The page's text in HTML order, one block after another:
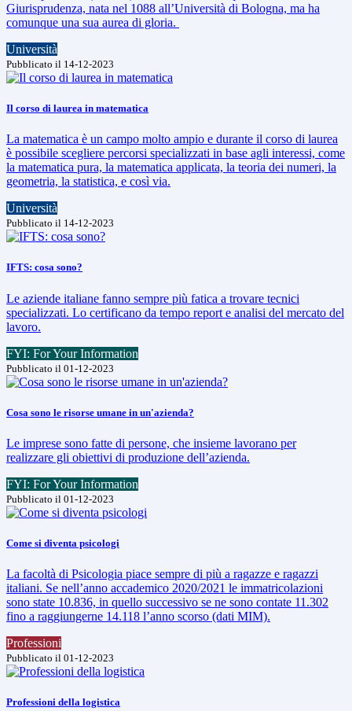
Giurisprudenza, nata nel 1088 all’Università di Bologna, ma ha
comunque una sua aurea di gloria.
Università
Pubblicato il 14-12-2023
Il corso di laurea in matematica
La matematica è un campo molto ampio e durante il corso di laurea
è possibile scegliere percorsi specializzati in base agli interessi, come
la matematica pura, la matematica applicata, la teoria dei numeri, la
geometria, la statistica, e così via.
Università
Pubblicato il 14-12-2023
IFTS: cosa sono?
Le aziende italiane fanno sempre più fatica a trovare tecnici
specializzati. Lo certificano da tempo report e analisi del mercato del
lavoro.
FYI: For Your Information
Pubblicato il 01-12-2023
Cosa sono le risorse umane in un'azienda?
Le imprese sono fatte di persone, che insieme lavorano per
realizzare gli obiettivi di produzione dell’azienda.
FYI: For Your Information
Pubblicato il 01-12-2023
Come si diventa psicologi
La facoltà di Psicologia piace sempre di più a ragazze e ragazzi
italiani. Se nell’anno accademico 2020/2021 le immatricolazioni
sono state 10.836, in quello successivo se ne sono contate 11.302
fino a raggiungerne 14.118 l’anno scorso (dati MIM).
Professioni
Pubblicato il 01-12-2023
Professioni della logistica